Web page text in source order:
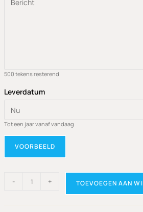
500 tekens resterend
Leverdatum
Tot een jaar vanaf vandaag
VOORBEELD
- + TOEVOEGEN AAN